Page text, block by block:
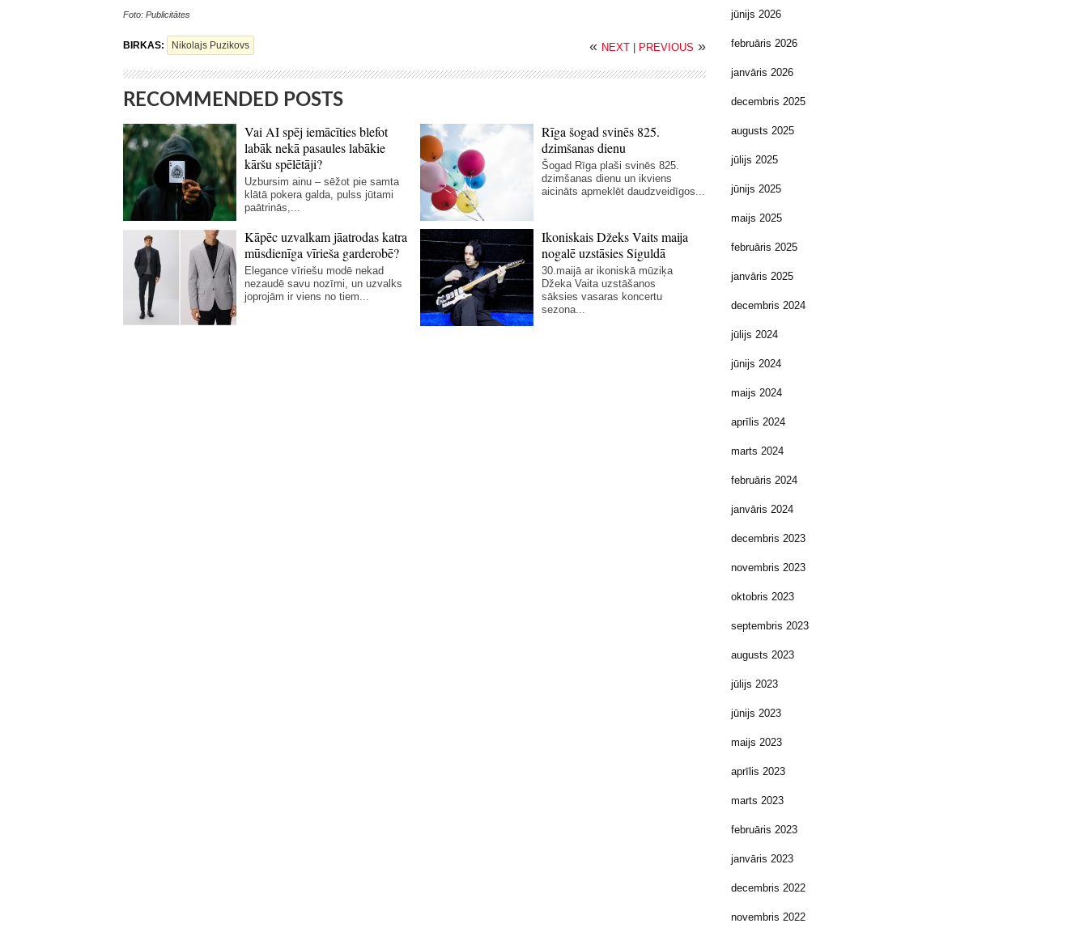
Foto: Publicitātes
BIRKAS: Nikolajs Puzikovs « NEXT PREVIOUS »
RECOMMENDED POSTS
Vai AI spēj iemācīties blefot
labāk nekā pasaules labākie
kāršu spēlētāji?
Uzbursim ainu – sēžot pie samta
klātā pokera galda, pulss jūtami
paātrinās,...
Rīga šogad svinēs 825.
dzimšanas dienu
Šogad Rīga plaši svinēs 825.
dzimšanas dienu un ikviens
aicināts apmeklēt daudzveidīgos...
Kāpēc uzvalkam jāatrodas katra
mūsdienīga vīrieša garderobē?
Elegance vīriešu modē nekad
nezaudē savu nozīmi, un uzvalks
joprojām ir viens no tiem...
Ikoniskais Džeks Vaits maija
nogalē uzstāsies Siguldā
30.maijā ar ikoniskā mūziķa
Džeka Vaita uzstāšanos
sāksies vasaras koncertu
sezona...
jūnijs 2026
februāris 2026
janvāris 2026
decembris 2025
augusts 2025
jūlijs 2025
jūnijs 2025
maijs 2025
februāris 2025
janvāris 2025
decembris 2024
jūlijs 2024
jūnijs 2024
maijs 2024
aprīlis 2024
marts 2024
februāris 2024
janvāris 2024
decembris 2023
novembris 2023
oktobris 2023
septembris 2023
augusts 2023
jūlijs 2023
jūnijs 2023
maijs 2023
aprīlis 2023
marts 2023
februāris 2023
janvāris 2023
decembris 2022
novembris 2022